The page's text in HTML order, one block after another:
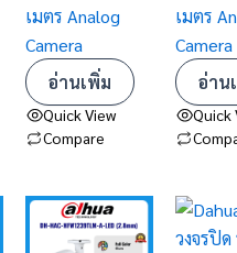
เมตร Analog
Camera
อ่านเพิ่ม
Quick View
Compare
เมตร
Camera
อ่าน
Quick